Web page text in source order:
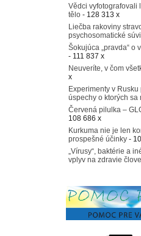
Vědci vyfotografovali
tělo - 128 313 x
Liečba rakoviny
psychosomatické
Šokujúca „pravda“ o
- 111 837 x
Neuveríte, v čom
x
Experimenty v
úspechy o ktorých sa
Červená pilulka –
108 686 x
Kurkuma nie je len
prospešné účinky -
„Vírusy“, baktérie a
vplyv na zdravie